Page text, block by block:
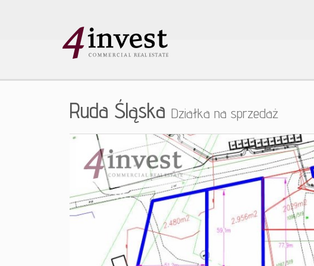
Ruda Śląska Działka na sprzedaż